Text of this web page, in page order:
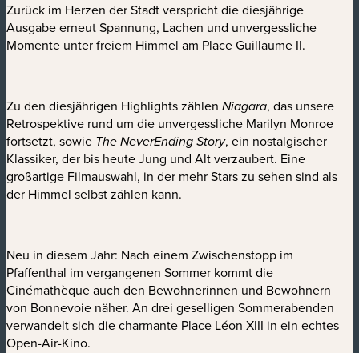
Zurück im Herzen der Stadt verspricht die diesjährige
Ausgabe erneut Spannung, Lachen und unvergessliche
Momente unter freiem Himmel am Place Guillaume II.
Zu den diesjährigen Highlights zählen Niagara, das unsere
Retrospektive rund um die unvergessliche Marilyn Monroe
fortsetzt, sowie The NeverEnding Story, ein nostalgischer
Klassiker, der bis heute Jung und Alt verzaubert. Eine
großartige Filmauswahl, in der mehr Stars zu sehen sind als
der Himmel selbst zählen kann.
Neu in diesem Jahr: Nach einem Zwischenstopp im
Pfaffenthal im vergangenen Sommer kommt die
Cinémathèque auch den Bewohnerinnen und Bewohnern
von Bonnevoie näher. An drei geselligen Sommerabenden
verwandelt sich die charmante Place Léon XIII in ein echtes
Open-Air-Kino.